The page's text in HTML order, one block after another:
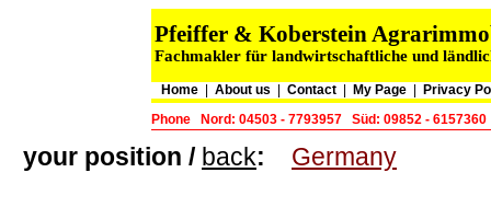
Pfeiffer & Koberstein
Fachmakler für landwirtschaftliche und
Home About us Contact My Page
Privacy
Phone
Nord: 04503 - 7793957 Süd: 09852 - 6157360
your position / back: Germany